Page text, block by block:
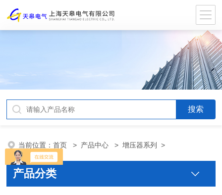
当前位置：首页 > 产品中心 >增压器系列 >
产品分类